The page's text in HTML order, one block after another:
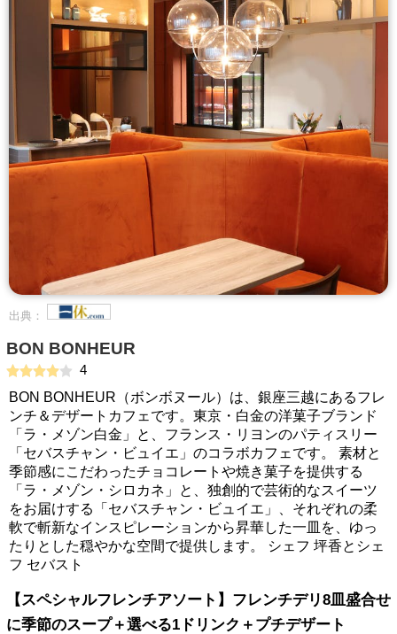
出典：
BON BONHEUR
4
BON BONHEUR（ボンボヌール）は、銀座三越にあるフレ
ンチ＆デザートカフェです。東京・白金の洋菓子ブランド
「ラ・メゾン白金」と、フランス・リヨンのパティスリー
「セバスチャン・ビュイエ」のコラボカフェです。 素材と
季節感にこだわったチョコレートや焼き菓子を提供する
「ラ・メゾン・シロカネ」と、独創的で芸術的なスイーツ
をお届けする「セバスチャン・ビュイエ」、それぞれの柔
軟で斬新なインスピレーションから昇華した一皿を、ゆっ
たりとした穏やかな空間で提供します。 シェフ 坪香とシェ
フ セバスト
【スペシャルフレンチアソート】フレンチデリ8皿盛合せ
に季節のスープ＋選べる1ドリンク＋プチデザート